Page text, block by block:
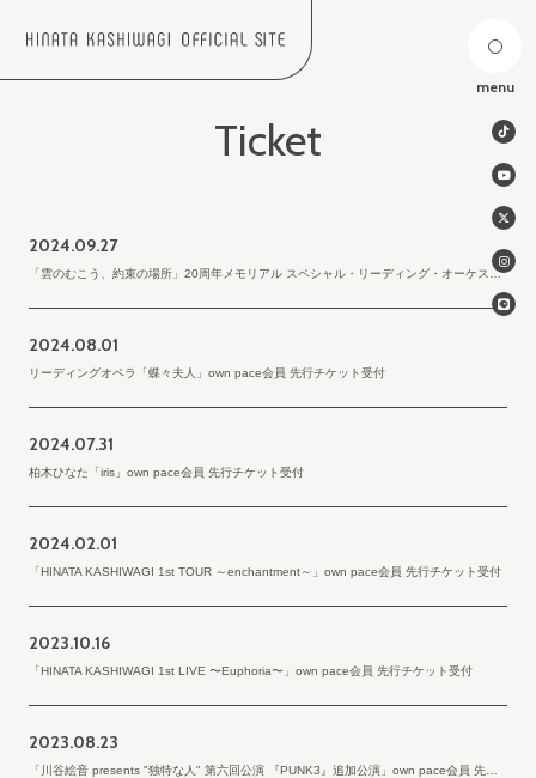
menu
Ticket
2024.09.27
「雲のむこう、約束の場所」20周年メモリアル スペシャル・リーディング・オーケストラ・コンサート own pace会員 先行チケット受付
2024.08.01
リーディングオペラ「蝶々夫人」own pace会員 先行チケット受付
2024.07.31
柏木ひなた「iris」own pace会員 先行チケット受付
2024.02.01
「HINATA KASHIWAGI 1st TOUR ～enchantment～」own pace会員 先行チケット受付
2023.10.16
「HINATA KASHIWAGI 1st LIVE 〜Euphoria〜」own pace会員 先行チケット受付
2023.08.23